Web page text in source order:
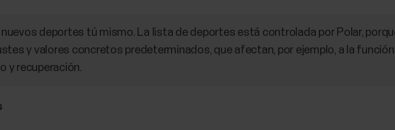
nuevos deportes tú mismo. La lista de deportes está controlada por Polar,
y valores concretos predeterminados, que afectan, por ejemplo, a la
y recuperación.